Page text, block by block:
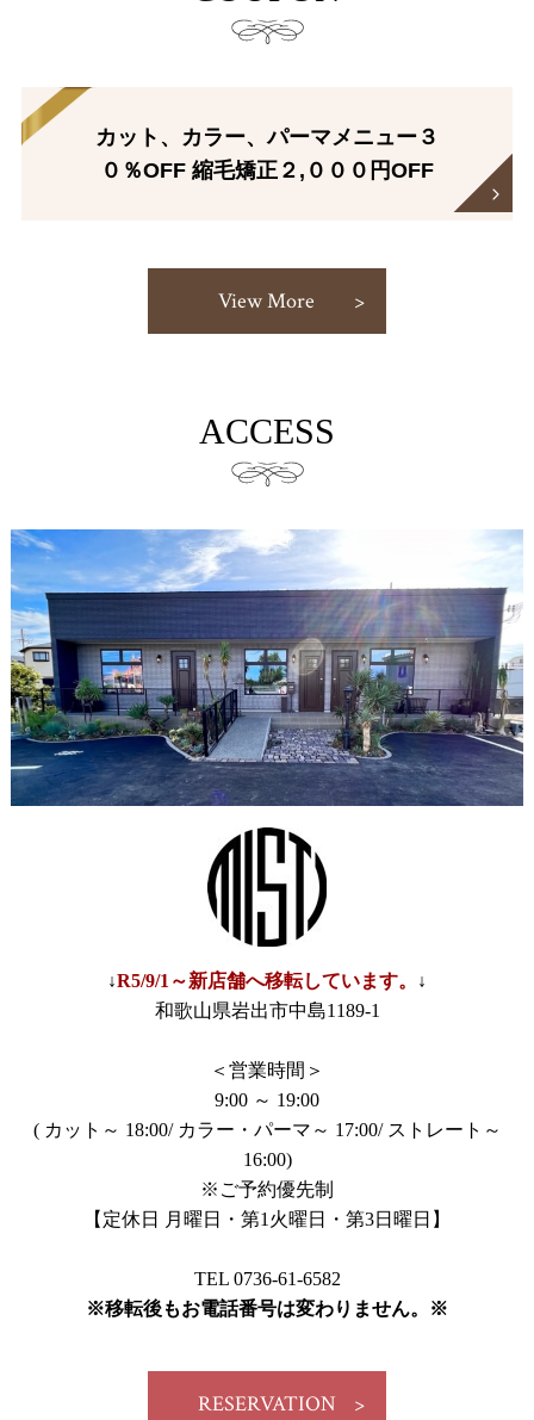
カット、カラー、パーマメニュー３
０％OFF 縮毛矯正２,０００円OFF
View More
ACCESS
↓R5/9/1～新店舗へ移転しています。
↓
和歌山県岩出市中島1189-1
＜営業時間＞
9:00 ～ 19:00
( カット～ 18:00/ カラー・パーマ～ 17:00/ ストレート～
16:00)
※ご予約優先制
【定休日 月曜日・第1火曜日・第3日曜日】
TEL 0736-61-6582
※移転後もお電話番号は変わりません。※
RESERVATION